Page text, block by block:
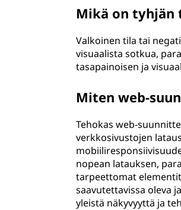
Mikä on tyhjän
Valkoinen tila tai
visuaalista sotkua,
tasapainoisen ja
Miten web-
Tehokas web-
verkkosivustojen
nopean latauksen,
tarpeettomat
saavutettavissa oleva
yleistä näkyvyyttä ja